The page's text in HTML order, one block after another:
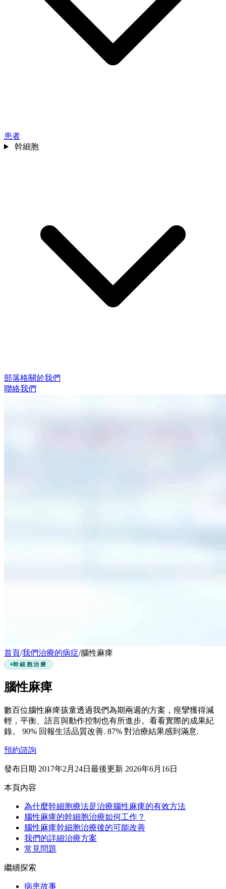
患者
幹細胞
部落格關於我們
聯絡我們
首頁/我們治療的病症/腦性麻痺
幹細胞治療
腦性麻痺
數百位腦性麻痺孩童透過我們為期兩週的方案，痙攣獲得減
輕，平衡、語言與動作控制也有所進步。看看實際的成果紀
錄。 90% 回報生活品質改善. 87% 對治療結果感到滿意.
預約諮詢
發布日期 2017年2月24日 最後更新 2026年6月16日
本頁內容
為什麼幹細胞療法是治療腦性麻痺的有效方法
腦性麻痺的幹細胞治療如何工作？
腦性麻痺幹細胞治療後的可能改善
我們的詳細治療方案
常見問題
繼續探索
病患故事